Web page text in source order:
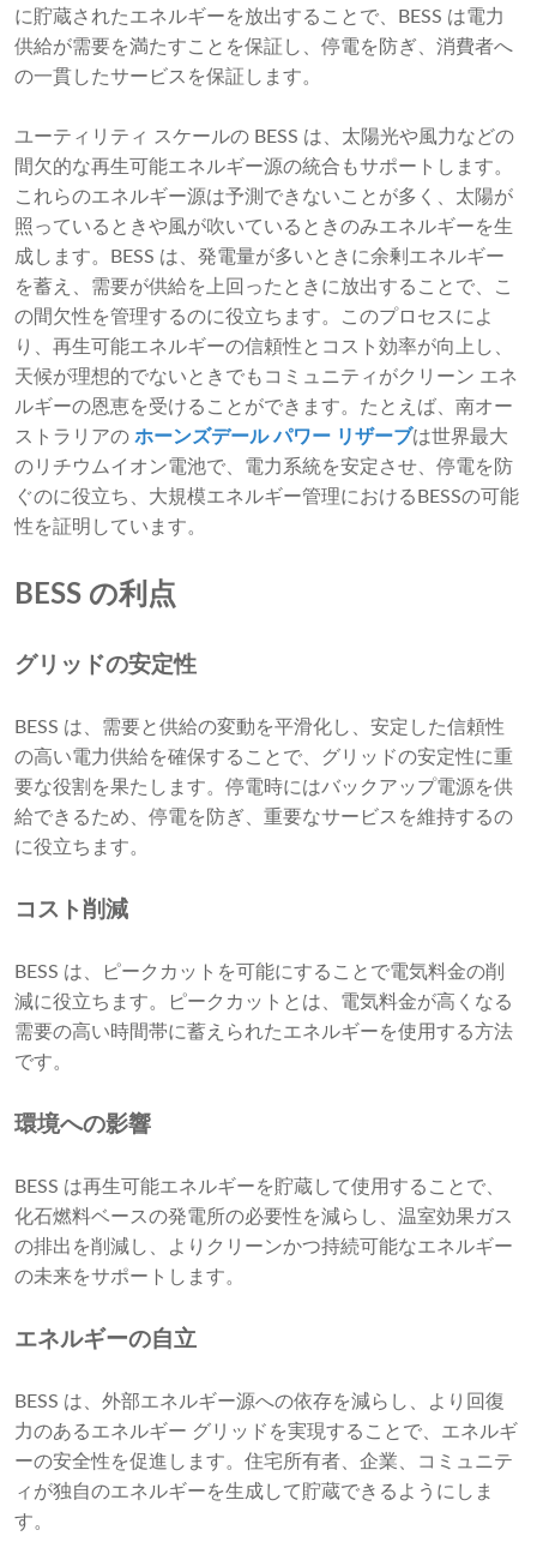
に貯蔵されたエネルギーを放出することで、BESS は電力
供給が需要を満たすことを保証し、停電を防ぎ、消費者へ
の一貫したサービスを保証します。
ユーティリティ スケールの BESS は、太陽光や風力などの
間欠的な再生可能エネルギー源の統合もサポートします。
これらのエネルギー源は予測できないことが多く、太陽が
照っているときや風が吹いているときのみエネルギーを生
成します。BESS は、発電量が多いときに余剰エネルギー
を蓄え、需要が供給を上回ったときに放出することで、こ
の間欠性を管理するのに役立ちます。このプロセスによ
り、再生可能エネルギーの信頼性とコスト効率が向上し、
天候が理想的でないときでもコミュニティがクリーン エネ
ルギーの恩恵を受けることができます。たとえば、南オー
ストラリアの ホーンズデール パワー リザーブは世界最大
のリチウムイオン電池で、電力系統を安定させ、停電を防
ぐのに役立ち、大規模エネルギー管理におけるBESSの可能
性を証明しています。
BESS の利点
グリッドの安定性
BESS は、需要と供給の変動を平滑化し、安定した信頼性
の高い電力供給を確保することで、グリッドの安定性に重
要な役割を果たします。停電時にはバックアップ電源を供
給できるため、停電を防ぎ、重要なサービスを維持するの
に役立ちます。
コスト削減
BESS は、ピークカットを可能にすることで電気料金の削
減に役立ちます。ピークカットとは、電気料金が高くなる
需要の高い時間帯に蓄えられたエネルギーを使用する方法
です。
環境への影響
BESS は再生可能エネルギーを貯蔵して使用することで、
化石燃料ベースの発電所の必要性を減らし、温室効果ガス
の排出を削減し、よりクリーンかつ持続可能なエネルギー
の未来をサポートします。
エネルギーの自立
BESS は、外部エネルギー源への依存を減らし、より回復
力のあるエネルギー グリッドを実現することで、エネルギ
ーの安全性を促進します。住宅所有者、企業、コミュニテ
ィが独自のエネルギーを生成して貯蔵できるようにしま
す。